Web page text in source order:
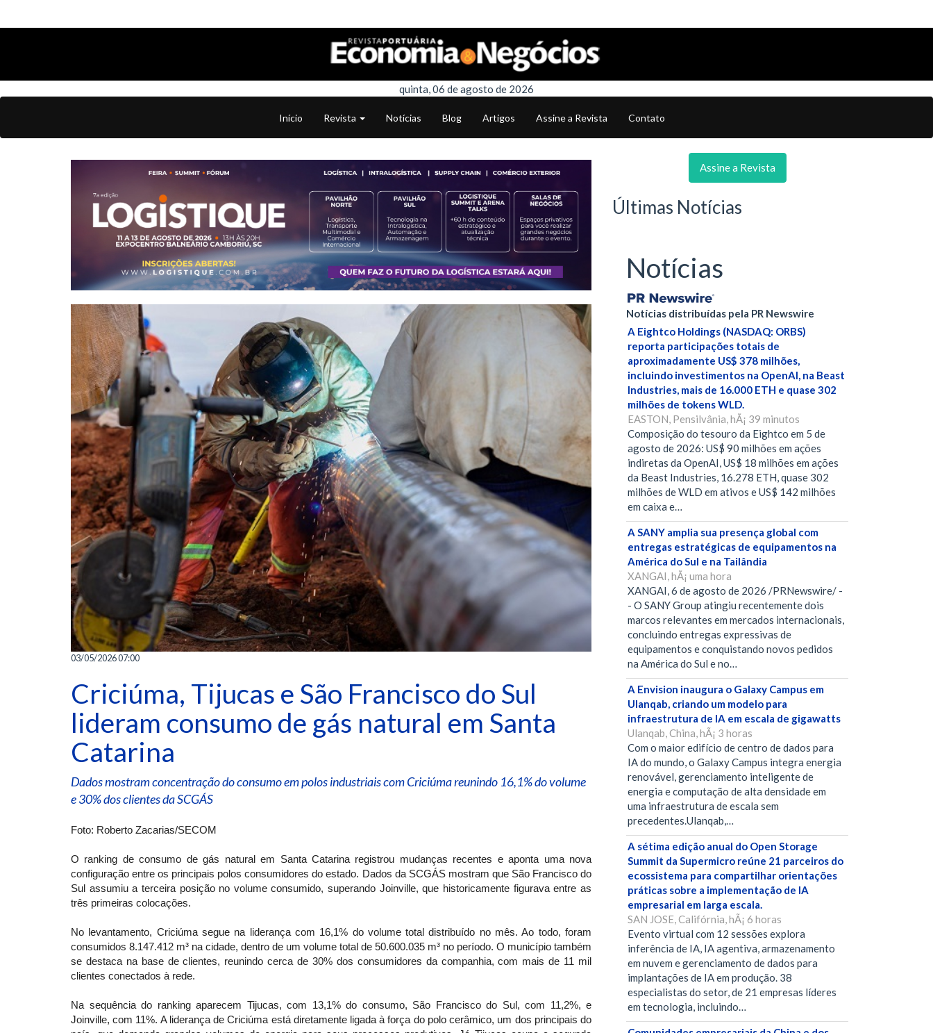
quinta, 06 de agosto de 2026
Início Revista Notícias Blog Artigos Assine a Revista Contato
03/05/2026 07:00
Criciúma, Tijucas e São Francisco do Sul
lideram consumo de gás natural em Santa
Catarina
Dados mostram concentração do consumo em polos industriais com Criciúma reunindo 16,1% do volume
e 30% dos clientes da SCGÁS
Foto: Roberto Zacarias/SECOM
O ranking de consumo de gás natural em Santa Catarina registrou mudanças recentes e aponta uma nova
configuração entre os principais polos consumidores do estado. Dados da SCGÁS mostram que São Francisco do
Sul assumiu a terceira posição no volume consumido, superando Joinville, que historicamente figurava entre as
três primeiras colocações.
No levantamento, Criciúma segue na liderança com 16,1% do volume total distribuído no mês. Ao todo, foram
consumidos 8.147.412 m³ na cidade, dentro de um volume total de 50.600.035 m³ no período. O município também
se destaca na base de clientes, reunindo cerca de 30% dos consumidores da companhia, com mais de 11 mil
clientes conectados à rede.
Na sequência do ranking aparecem Tijucas, com 13,1% do consumo, São Francisco do Sul, com 11,2%, e
Joinville, com 11%. A liderança de Criciúma está diretamente ligada à força do polo cerâmico, um dos principais do
Assine a Revista
Últimas Notícias
Notícias
Notícias distribuídas pela PR Newswire
A Eightco Holdings (NASDAQ: ORBS)
reporta participações totais de
aproximadamente US$ 378 milhões,
incluindo investimentos na OpenAI, na Beast
Industries, mais de 16.000 ETH e quase 302
milhões de tokens WLD.
EASTON, Pensilvânia, hÃ¡ 39 minutos
Composição do tesouro da Eightco em 5 de
agosto de 2026: US$ 90 milhões em ações
indiretas da OpenAI, US$ 18 milhões em ações
da Beast Industries, 16.278 ETH, quase 302
milhões de WLD em ativos e US$ 142 milhões
em caixa e…
A SANY amplia sua presença global com
entregas estratégicas de equipamentos na
América do Sul e na Tailândia
XANGAI, hÃ¡ uma hora
XANGAI, 6 de agosto de 2026 /PRNewswire/ -
- O SANY Group atingiu recentemente dois
marcos relevantes em mercados internacionais,
concluindo entregas expressivas de
equipamentos e conquistando novos pedidos
na América do Sul e no…
A Envision inaugura o Galaxy Campus em
Ulanqab, criando um modelo para
infraestrutura de IA em escala de gigawatts
Ulanqab, China, hÃ¡ 3 horas
Com o maior edifício de centro de dados para
IA do mundo, o Galaxy Campus integra energia
renovável, gerenciamento inteligente de
energia e computação de alta densidade em
uma infraestrutura de escala sem
precedentes.Ulanqab,…
A sétima edição anual do Open Storage
Summit da Supermicro reúne 21 parceiros do
ecossistema para compartilhar orientações
práticas sobre a implementação de IA
empresarial em larga escala.
SAN JOSE, Califórnia, hÃ¡ 6 horas
Evento virtual com 12 sessões explora
inferência de IA, IA agentiva, armazenamento
em nuvem e gerenciamento de dados para
implantações de IA em produção. 38
especialistas do setor, de 21 empresas líderes
em tecnologia, incluindo…